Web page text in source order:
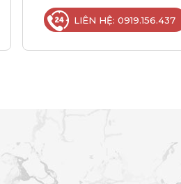
LIÊN HỆ: 0919.156.437